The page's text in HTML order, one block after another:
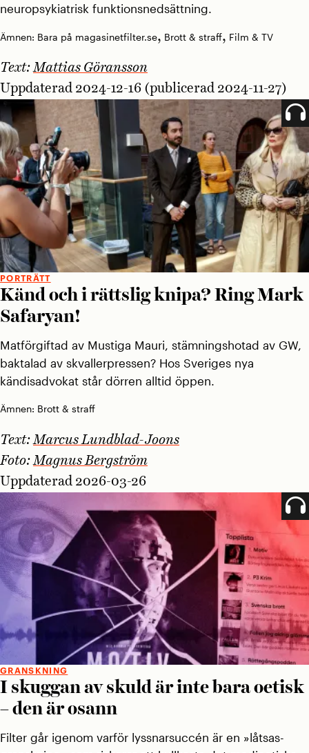
neuropsykiatrisk funktionsnedsättning.
Ämnen: Bara på magasinetfilter.se, Brott & straff, Film & TV
Text:Mattias Göransson
Uppdaterad 2024-12-16 (publicerad 2024-11-27)
PORTRÄTT
Känd och i rättslig knipa? Ring Mark
Safaryan!
Matförgiftad av Mustiga Mauri, stämningshotad av GW,
baktalad av skvallerpressen? Hos Sveriges nya
kändisadvokat står dörren alltid öppen.
Ämnen: Brott & straff
Text: Marcus Lundblad-Joons
Foto: Magnus Bergström
Uppdaterad 2026-03-26
GRANSKNING
I skuggan av skuld är inte bara oetisk
– den är osann
Filter går igenom varför lyssnarsuccén är en »låtsas­